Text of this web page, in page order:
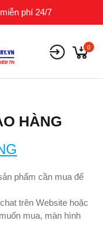
phí 24/7
0
HÀNG
phẩm cần mua để
trên Website hoặc
mua, màn hình